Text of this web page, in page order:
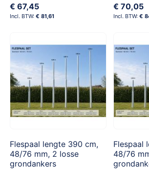
€ 67,45
€ 81,61
€ 70,05
€
Flespaal lengte 390 cm,
48/76 mm, 2 losse
grondankers
Flespaal
48/76